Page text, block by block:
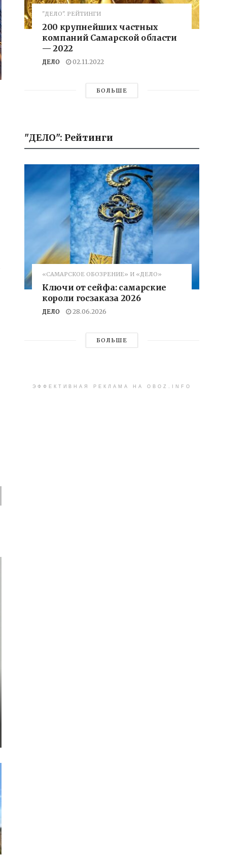
"ДЕЛО". РЕЙТИНГИ
200 крупнейших частных
компаний Самарской области
— 2022
ДЕЛО 02.11.2022
БОЛЬШЕ
"ДЕЛО": Рейтинги
«САМАРСКОЕ ОБОЗРЕНИЕ» И «ДЕЛО»
Ключи от сейфа: самарские
короли госзаказа 2026
ДЕЛО 28.06.2026
БОЛЬШЕ
ЭФФЕКТИВНАЯ РЕКЛАМА НА OBOZ.INFO